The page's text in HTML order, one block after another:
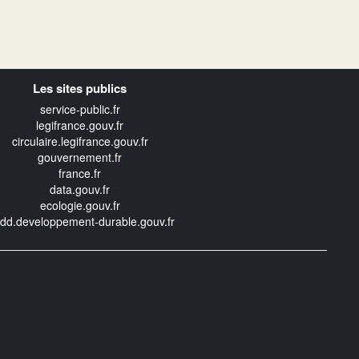
Les sites publics
service-public.fr
legifrance.gouv.fr
circulaire.legifrance.gouv.fr
gouvernement.fr
france.fr
data.gouv.fr
ecologie.gouv.fr
durable.gouv.fr